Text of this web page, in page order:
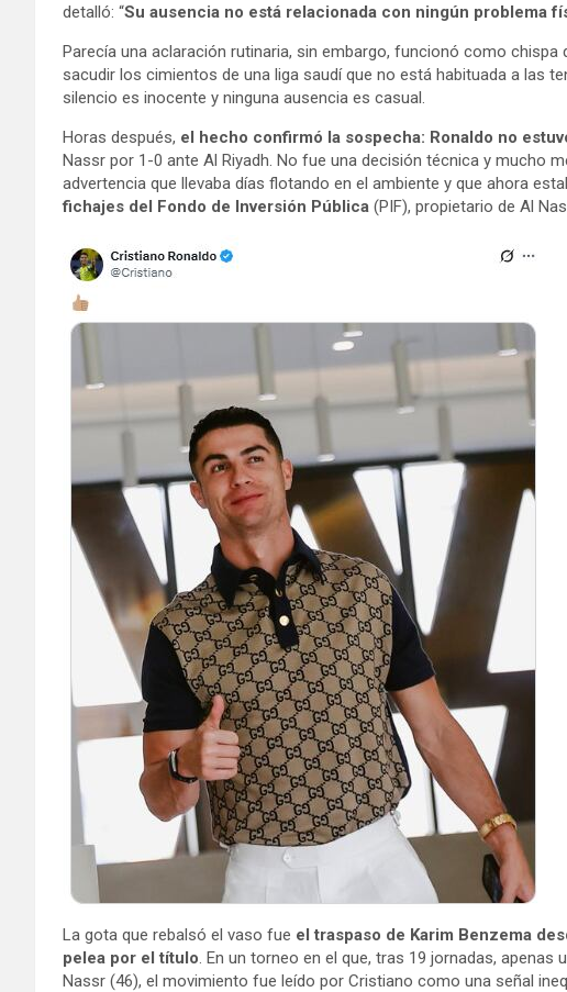
detalló: “Su ausencia no está relacionada con ningún problema
Parecía una aclaración rutinaria, sin embargo, funcionó como chispa
sacudir los cimientos de una liga saudí que no está habituada a las
silencio es inocente y ninguna ausencia es casual.
Horas después, el hecho confirmó la sospecha: Ronaldo no
Nassr por 1-0 ante Al Riyadh. No fue una decisión técnica y mucho
advertencia que llevaba días flotando en el ambiente y que ahora
fichajes del Fondo de Inversión Pública (PIF), propietario de Al
La gota que rebalsó el vaso fue el traspaso de Karim Benzema
pelea por el título. En un torneo en el que, tras 19 jornadas, apenas
Nassr (46), el movimiento fue leído por Cristiano como una señal